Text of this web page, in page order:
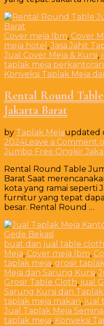
Cover meja Ibm, Cover
meja hotel ,Jasa Jahit
Jual Cover Meja & Kursi,
taplak meja perkantoran
Konveksi Taplak Meja
Rental Round
Jakarta Barat
by Taplak Mejaupdated
2024Leave a Comment
Jumbo Free Ongkir
Rental Round Table
Barat Saat
kota yang ramai seperti
furnitur yang tepat
besar. Rental Round …
buat dan jual table cloth
Meja, Cover meja Ibm,
taplak meja, grosir
Meja dan Sarung Kursi,
Grosir Table Cloth, jual
Sarung Kursi dan
taplak meja makan, jual
Jual Taplak Meja
taplak meja, Konveksi